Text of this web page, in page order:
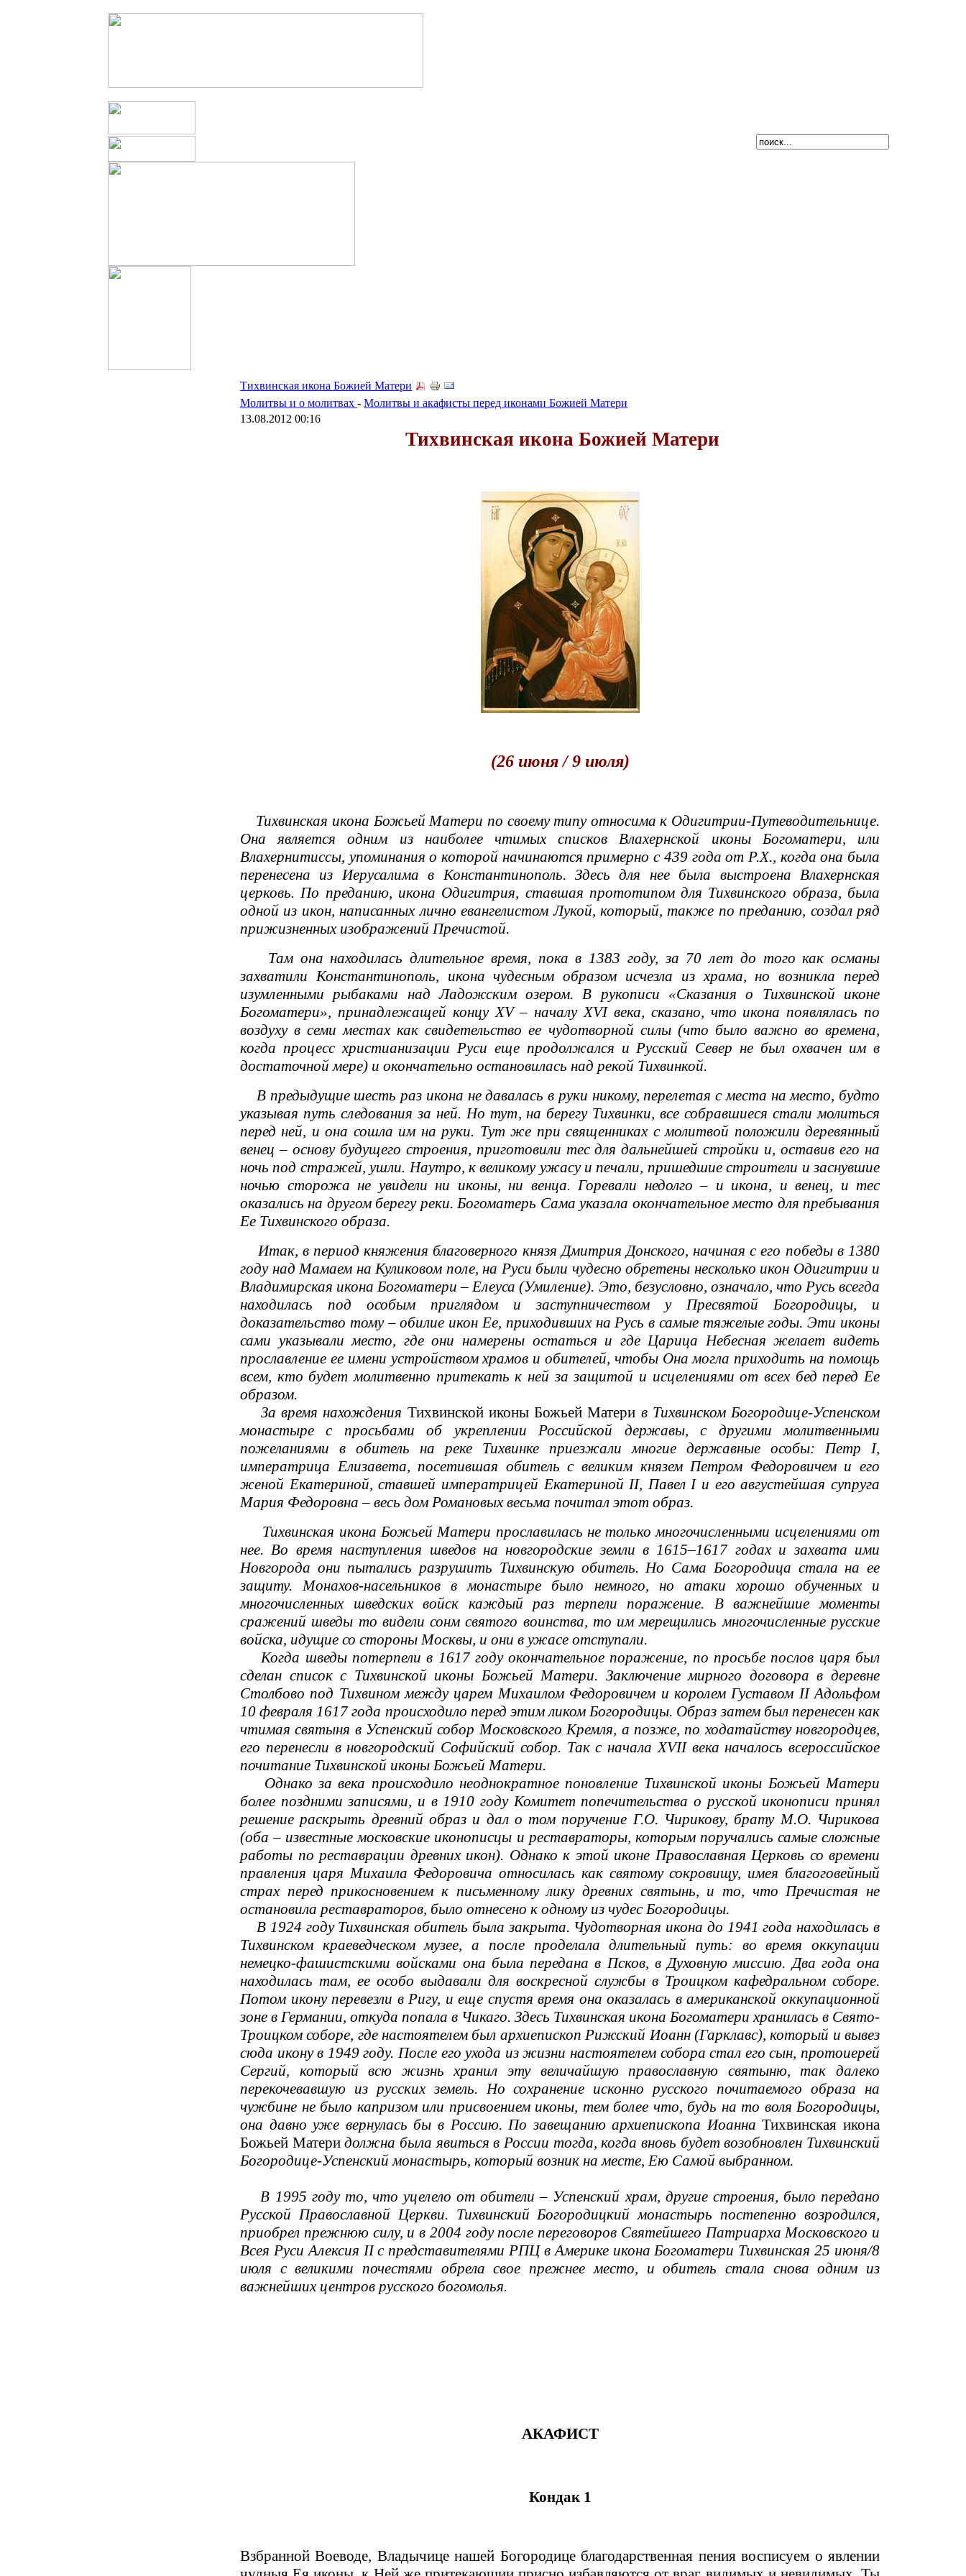
Тихвинская икона Божией Матери
Молитвы и о молитвах - Молитвы и акафисты перед иконами Божией Матери
13.08.2012 00:16
Тихвинская икона Божией Матери
(26 июня / 9 июля)
Тихвинская икона Божьей Матери по своему типу относима к Одигитрии-Путеводительнице.
Она является одним из наиболее чтимых списков Влахернской иконы Богоматери, или
Влахернитиссы, упоминания о которой начинаются примерно с 439 года от Р.Х., когда она была
перенесена из Иерусалима в Константинополь. Здесь для нее была выстроена Влахернская
церковь. По преданию, икона Одигитрия, ставшая прототипом для Тихвинского образа, была
одной из икон, написанных лично евангелистом Лукой, который, также по преданию, создал ряд
прижизненных изображений Пречистой.
Там она находилась длительное время, пока в 1383 году, за 70 лет до того как османы
захватили Константинополь, икона чудесным образом исчезла из храма, но возникла перед
изумленными рыбаками над Ладожским озером. В рукописи «Сказания о Тихвинской иконе
Богоматери», принадлежащей концу XV – началу XVI века, сказано, что икона появлялась по
воздуху в семи местах как свидетельство ее чудотворной силы (что было важно во времена,
когда процесс христианизации Руси еще продолжался и Русский Север не был охвачен им в
достаточной мере) и окончательно остановилась над рекой Тихвинкой.
В предыдущие шесть раз икона не давалась в руки никому, перелетая с места на место, будто
указывая путь следования за ней. Но тут, на берегу Тихвинки, все собравшиеся стали молиться
перед ней, и она сошла им на руки. Тут же при священниках с молитвой положили деревянный
венец – основу будущего строения, приготовили тес для дальнейшей стройки и, оставив его на
ночь под стражей, ушли. Наутро, к великому ужасу и печали, пришедшие строители и заснувшие
ночью сторожа не увидели ни иконы, ни венца. Горевали недолго – и икона, и венец, и тес
оказались на другом берегу реки. Богоматерь Сама указала окончательное место для пребывания
Ее Тихвинского образа.
Итак, в период княжения благоверного князя Дмитрия Донского, начиная с его победы в 1380
году над Мамаем на Куликовом поле, на Руси были чудесно обретены несколько икон Одигитрии и
Владимирская икона Богоматери – Елеуса (Умиление). Это, безусловно, означало, что Русь всегда
находилась под особым приглядом и заступничеством у Пресвятой Богородицы, и
доказательство тому – обилие икон Ее, приходивших на Русь в самые тяжелые годы. Эти иконы
сами указывали место, где они намерены остаться и где Царица Небесная желает видеть
прославление ее имени устройством храмов и обителей, чтобы Она могла приходить на помощь
всем, кто будет молитвенно притекать к ней за защитой и исцелениями от всех бед перед Ее
образом.
За время нахождения Тихвинской иконы Божьей Матери в Тихвинском Богородице-Успенском
монастыре с просьбами об укреплении Российской державы, с другими молитвенными
пожеланиями в обитель на реке Тихвинке приезжали многие державные особы: Петр I,
императрица Елизавета, посетившая обитель с великим князем Петром Федоровичем и его
женой Екатериной, ставшей императрицей Екатериной II, Павел I и его августейшая супруга
Мария Федоровна – весь дом Романовых весьма почитал этот образ.
Тихвинская икона Божьей Матери прославилась не только многочисленными исцелениями от
нее. Во время наступления шведов на новгородские земли в 1615–1617 годах и захвата ими
Новгорода они пытались разрушить Тихвинскую обитель. Но Сама Богородица стала на ее
защиту. Монахов-насельников в монастыре было немного, но атаки хорошо обученных и
многочисленных шведских войск каждый раз терпели поражение. В важнейшие моменты
сражений шведы то видели сонм святого воинства, то им мерещились многочисленные русские
войска, идущие со стороны Москвы, и они в ужасе отступали.
Когда шведы потерпели в 1617 году окончательное поражение, по просьбе послов царя был
сделан список с Тихвинской иконы Божьей Матери. Заключение мирного договора в деревне
Столбово под Тихвином между царем Михаилом Федоровичем и королем Густавом II Адольфом
10 февраля 1617 года происходило перед этим ликом Богородицы. Образ затем был перенесен как
чтимая святыня в Успенский собор Московского Кремля, а позже, по ходатайству новгородцев,
его перенесли в новгородский Софийский собор. Так с начала XVII века началось всероссийское
почитание Тихвинской иконы Божьей Матери.
Однако за века происходило неоднократное поновление Тихвинской иконы Божьей Матери
более поздними записями, и в 1910 году Комитет попечительства о русской иконописи принял
решение раскрыть древний образ и дал о том поручение Г.О. Чирикову, брату М.О. Чирикова
(оба – известные московские иконописцы и реставраторы, которым поручались самые сложные
работы по реставрации древних икон). Однако к этой иконе Православная Церковь со времени
правления царя Михаила Федоровича относилась как святому сокровищу, имея благоговейный
страх перед прикосновением к письменному лику древних святынь, и то, что Пречистая не
остановила реставраторов, было отнесено к одному из чудес Богородицы.
В 1924 году Тихвинская обитель была закрыта. Чудотворная икона до 1941 года находилась в
Тихвинском краеведческом музее, а после проделала длительный путь: во время оккупации
немецко-фашистскими войсками она была передана в Псков, в Духовную миссию. Два года она
находилась там, ее особо выдавали для воскресной службы в Троицком кафедральном соборе.
Потом икону перевезли в Ригу, и еще спустя время она оказалась в американской оккупационной
зоне в Германии, откуда попала в Чикаго. Здесь Тихвинская икона Богоматери хранилась в Свято-
Троицком соборе, где настоятелем был архиепископ Рижский Иоанн (Гарклавс), который и вывез
сюда икону в 1949 году. После его ухода из жизни настоятелем собора стал его сын, протоиерей
Сергий, который всю жизнь хранил эту величайшую православную святыню, так далеко
перекочевавшую из русских земель. Но сохранение исконно русского почитаемого образа на
чужбине не было капризом или присвоением иконы, тем более что, будь на то воля Богородицы,
она давно уже вернулась бы в Россию. По завещанию архиепископа ИоаннаТихвинская икона
Божьей Материдолжна была явиться в России тогда, когда вновь будет возобновлен Тихвинский
Богородице-Успенский монастырь, который возник на месте, Ею Самой выбранном.
В 1995 году то, что уцелело от обители – Успенский храм, другие строения, было передано
Русской Православной Церкви. Тихвинский Богородицкий монастырь постепенно возродился,
приобрел прежнюю силу, и в 2004 году после переговоров Святейшего Патриарха Московского и
Всея Руси Алексия II с представителями РПЦ в Америке икона Богоматери Тихвинская 25 июня/8
июля с великими почестями обрела свое прежнее место, и обитель стала снова одним из
важнейших центров русского богомолья.
АКАФИСТ
Кондак 1
Взбранной Воеводе, Владычице нашей Богородице благодарственная пения восписуем о явлении